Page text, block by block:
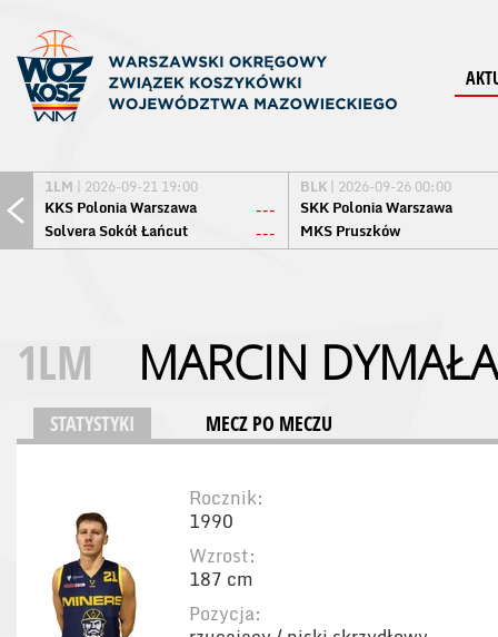
1LM | 2026-09-21 19:00
KKS Polonia Warszawa
---
Solvera Sokół Łańcut
---
BLK | 2026-09-26 00:00
SKK Polonia Warszawa
MKS Pruszków
1LM MARCIN DYMAŁA
STATYSTYKI MECZ PO MECZU
Rocznik:
1990
Wzrost:
187 cm
Pozycja: